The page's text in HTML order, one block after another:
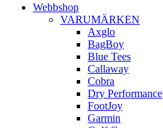
Webbshop
VARUMÄRKEN
Axglo
BagBoy
Blue Tees
Callaway
Cobra
Dry Performance
FootJoy
Garmin